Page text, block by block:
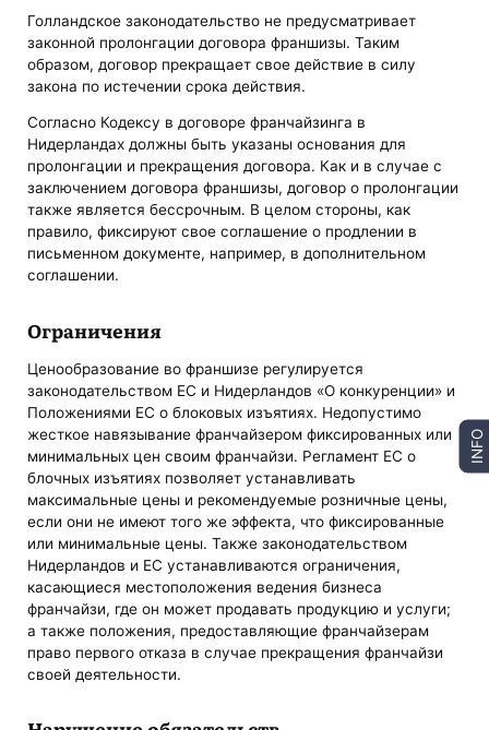
Голландское законодательство не предусматривает
законной пролонгации договора франшизы. Таким
образом, договор прекращает свое действие в силу
закона по истечении срока действия.
Согласно Кодексу в договоре франчайзинга в
Нидерландах должны быть указаны основания для
пролонгации и прекращения договора. Как и в случае с
заключением договора франшизы, договор о пролонгации
также является бессрочным. В целом стороны, как
правило, фиксируют свое соглашение о продлении в
письменном документе, например, в дополнительном
соглашении.
Ограничения
Ценообразование во франшизе регулируется
законодательством ЕС и Нидерландов «О конкуренции» и
Положениями ЕС о блоковых изъятиях. Недопустимо
жесткое навязывание франчайзером фиксированных или
минимальных цен своим франчайзи. Регламент ЕС о
блочных изъятиях позволяет устанавливать
максимальные цены и рекомендуемые розничные цены,
если они не имеют того же эффекта, что фиксированные
или минимальные цены. Также законодательством
Нидерландов и ЕС устанавливаются ограничения,
касающиеся местоположения ведения бизнеса
франчайзи, где он может продавать продукцию и услуги;
а также положения, предоставляющие франчайзерам
право первого отказа в случае прекращения франчайзи
своей деятельности.
INFO